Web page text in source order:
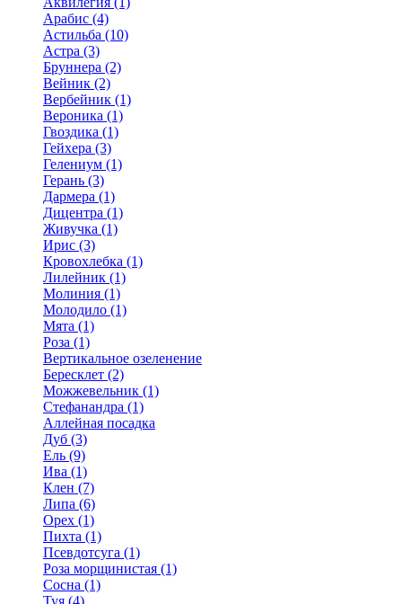
Арабис (4)
Астильба (10)
Астра (3)
Бруннера (2)
Вейник (2)
Вербейник (1)
Вероника (1)
Гвоздика (1)
Гейхера (3)
Гелениум (1)
Герань (3)
Дармера (1)
Дицентра (1)
Живучка (1)
Ирис (3)
Кровохлебка (1)
Лилейник (1)
Молиния (1)
Молодило (1)
Мята (1)
Роза (1)
Вертикальное озеленение
Бересклет (2)
Можжевельник (1)
Стефанандра (1)
Аллейная посадка
Дуб (3)
Ель (9)
Ива (1)
Клен (7)
Липа (6)
Орех (1)
Пихта (1)
Псевдотсуга (1)
Роза морщинистая (1)
Сосна (1)
Туя (4)